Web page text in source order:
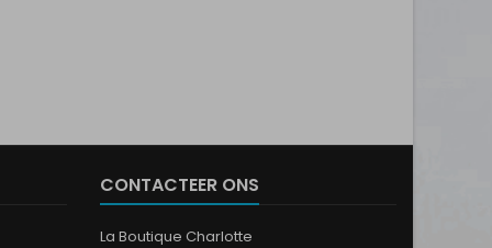
CONTACTEER ONS
La Boutique Charlotte